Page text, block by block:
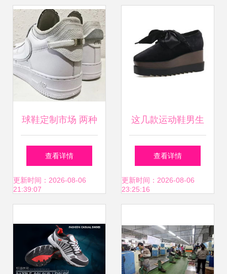
球鞋定制市场 两种
人最让人头疼，不
懂用心的疯子与卖
查看详情
更新时间：2026-08-06
21:39:07
这几款运动鞋男生
可以穿吗？全面指
南助你选对鞋
查看详情
更新时间：2026-08-06
23:25:16